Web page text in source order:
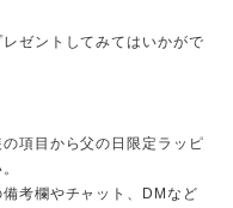
ゼントしてみてはいかがで
項目から父の日限定ラッピ
考欄やチャット、DMなど